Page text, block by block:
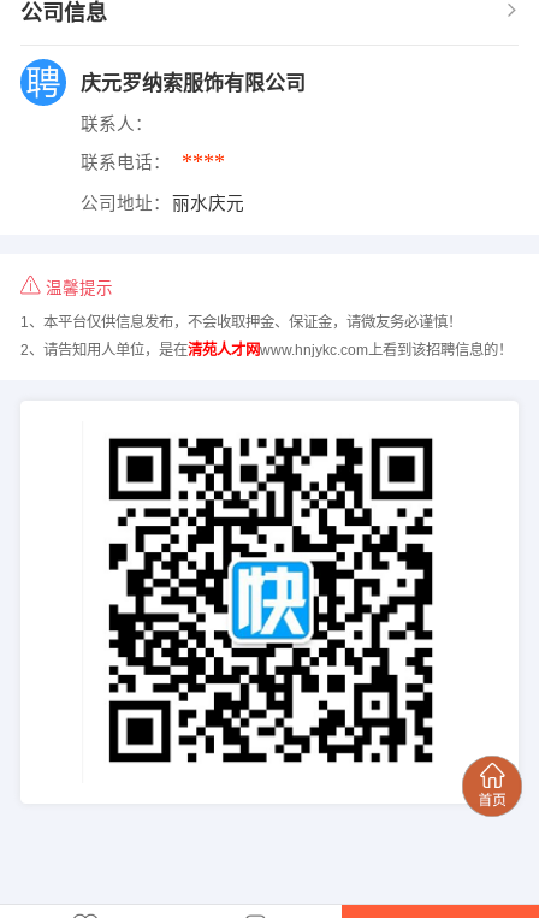
公司信息
庆元罗纳索服饰有限公司
联系人：
联系电话： ****
公司地址： 丽水庆元
温馨提示
1、本平台仅供信息发布，不会收取押金、保证金，请微友务必谨慎！
2、请告知用人单位，是在清苑人才网www.hnjykc.com上看到该招聘信息的！